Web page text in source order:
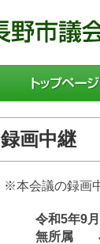
録画中継
※本会議の録画
令和5年9
無所属